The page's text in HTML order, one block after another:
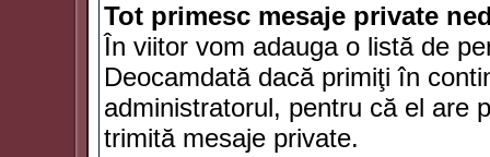
Tot primesc mesaje private
În viitor vom adauga o listă de
Deocamdată dacă primiţi în
administratorul, pentru că el are
trimită mesaje private.